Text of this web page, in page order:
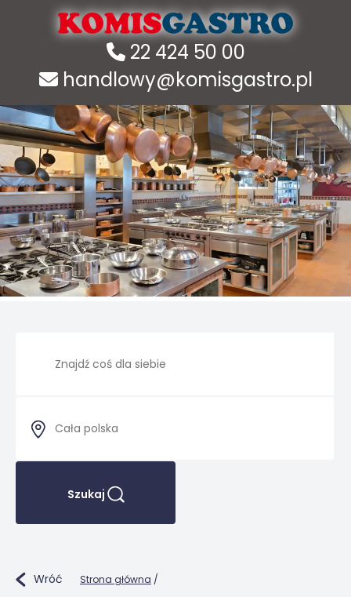
22 424 50 00
handlowy@komisgastro.pl
Szukaj
Wróć Strona główna /